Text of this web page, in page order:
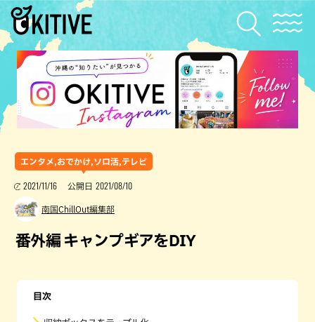
エンタメ,おでかけ,ソロ活,テレビ
2021/11/16 公開日 2021/08/10
南国ChillOut編集部
番外編 キャンプギアをDIY
目次